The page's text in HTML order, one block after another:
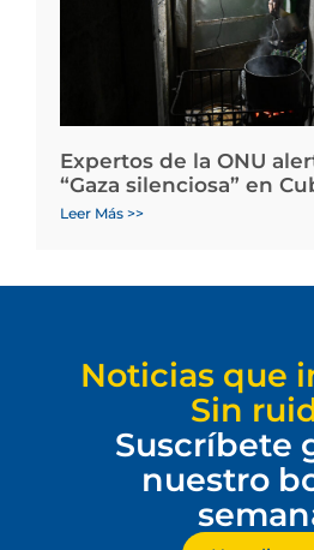
Expertos de la ONU
“Gaza silenciosa” en
Leer Más >>
Noticias que
Sin
Suscríbete
nuestro